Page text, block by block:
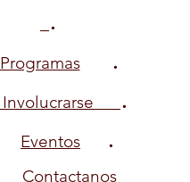
.
Programas .
Involucrarse .
Eventos .
Contactanos